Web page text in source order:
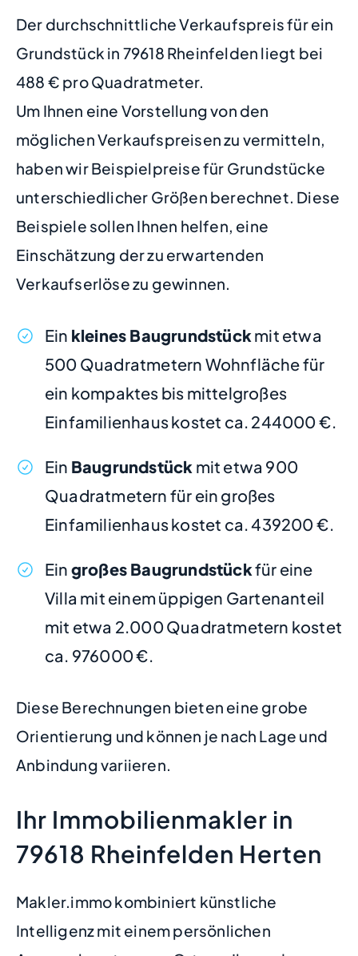
Der durchschnittliche Verkaufspreis für ein
Grundstück in 79618 Rheinfelden liegt bei
488 € pro Quadratmeter.
Um Ihnen eine Vorstellung von den
möglichen Verkaufspreisen zu vermitteln,
haben wir Beispielpreise für Grundstücke
unterschiedlicher Größen berechnet. Diese
Beispiele sollen Ihnen helfen, eine
Einschätzung der zu erwartenden
Verkaufserlöse zu gewinnen.
Ein kleines Baugrundstückmit etwa
500 Quadratmetern Wohnfläche für
ein kompaktes bis mittelgroßes
Einfamilienhaus kostet ca. 244000 €.
Ein Baugrundstück mit etwa 900
Quadratmetern für ein großes
Einfamilienhaus kostet ca. 439200 €.
Ein großes Baugrundstückfür eine
Villa mit einem üppigen Gartenanteil
mit etwa 2.000 Quadratmetern kostet
ca. 976000 €.
Diese Berechnungen bieten eine grobe
Orientierung und können je nach Lage und
Anbindung variieren.
Ihr Immobilienmakler in
79618 Rheinfelden Herten
Makler.immo kombiniert künstliche
Intelligenz mit einem persönlichen